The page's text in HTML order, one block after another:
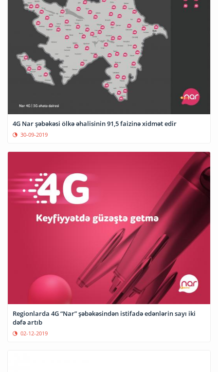
4G Nar şəbəkəsi ölkə əhalisinin 91,5 faizinə xidmət edir
30-09-2019
Regionlarda 4G “Nar” şəbəkəsindən istifadə edənlərin sayı iki
dəfə artıb
02-12-2019